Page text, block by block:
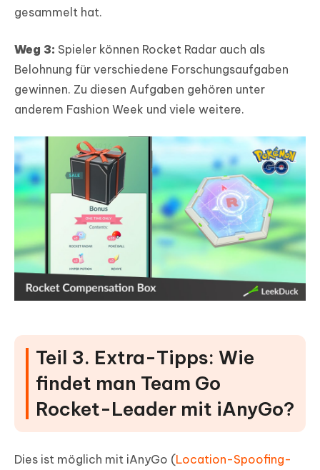
gesammelt hat.
Weg 3: Spieler können Rocket Radar auch als
Belohnung für verschiedene Forschungsaufgaben
gewinnen. Zu diesen Aufgaben gehören unter
anderem Fashion Week und viele weitere.
Teil 3. Extra-Tipps: Wie
findet man Team Go
Rocket-Leader mit iAnyGo?
Dies ist möglich mit iAnyGo (Location-Spoofing-